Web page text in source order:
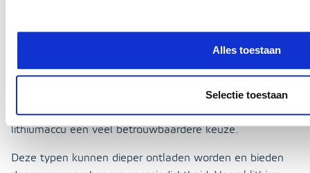
Alles toestaan
Selectie toestaan
Zeiltochten of meerdaagse tochten
Gaat u regelmatig meerdere dagen het water op?
Bijvoorbeeld voor zeiltochten of langere motorjachtreizen
zonder toegang tot walstroom? Dan is een gelaccu of
lithiumaccu een veel betrouwbaardere keuze.
Deze typen kunnen dieper ontladen worden en bieden